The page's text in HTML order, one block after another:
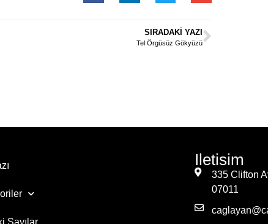
SIRADAKI YAZI
Tel Örgüsüz Gökyüzü
Sayılar
Iletisim
335 Clifton
07011